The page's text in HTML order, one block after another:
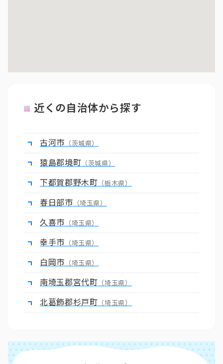
近くの自治体から探す
古河市 （茨城県）
猿島郡境町 （茨城県）
下都賀郡野木町 （栃木県）
春日部市 （埼玉県）
久喜市 （埼玉県）
幸手市 （埼玉県）
白岡市 （埼玉県）
南埼玉郡宮代町 （埼玉県）
北葛飾郡杉戸町 （埼玉県）